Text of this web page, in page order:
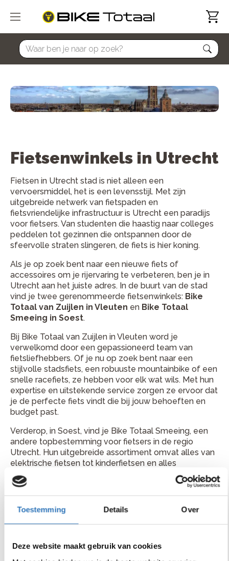
Toestemming Details Over
Deze website maakt gebruik van cookies
home
Fietsenwinkels in Utrecht
Fietsen in Utrecht stad is niet alleen een
vervoersmiddel, het is een levensstijl. Met zijn
uitgebreide netwerk van fietspaden en
fietsvriendelijke infrastructuur is Utrecht een paradijs
voor fietsers. Van studenten die haastig naar colleges
peddelen tot gezinnen die ontspannen door de
sfeervolle straten slingeren, de fiets is hier koning.
Als je op zoek bent naar een nieuwe fiets of
accessoires om je rijervaring te verbeteren, ben je in
Utrecht aan het juiste adres. In de buurt van de stad
vind je twee gerenommeerde fietsenwinkels: Bike
Totaal van Zuijlen in Vleuten en Bike Totaal
Smeeing in Soest.
Bij Bike Totaal van Zuijlen in Vleuten word je
verwelkomd door een gepassioneerd team van
fietsliefhebbers. Of je nu op zoek bent naar een
stijlvolle stadsfiets, een robuuste mountainbike of een
snelle racefiets, ze hebben voor elk wat wils. Met hun
expertise en uitstekende service zorgen ze ervoor dat
je de perfecte fiets vindt die bij jouw behoeften en
budget past.
Verderop, in Soest, vind je Bike Totaal Smeeing, een
andere topbestemming voor fietsers in de regio
Utrecht. Hun uitgebreide assortiment omvat alles van
elektrische fietsen tot kinderfietsen en alles
daartussenin. Bovendien staan ze bekend om hun
professionele advies en uitstekende after-sales
service, waardoor ze een favoriete bestemming zijn
voor zowel doorgewinterde fietsers als beginners.
Of je nu op zoek bent naar een nieuwe fiets, een
Totaal van Zuijlen in Vleuten en Bike Totaal Smeeing in
Soest staan klaar om je te helpen je fietservaring in